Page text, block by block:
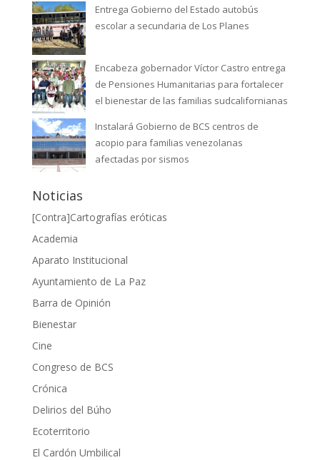
Entrega Gobierno del Estado autobús
escolar a secundaria de Los Planes
Encabeza gobernador Víctor Castro entrega
de Pensiones Humanitarias para fortalecer
el bienestar de las familias sudcalifornianas
Instalará Gobierno de BCS centros de
acopio para familias venezolanas
afectadas por sismos
Noticias
[Contra]Cartografías eróticas
Academia
Aparato Institucional
Ayuntamiento de La Paz
Barra de Opinión
Bienestar
Cine
Congreso de BCS
Crónica
Delirios del Búho
Ecoterritorio
El Cardón Umbilical